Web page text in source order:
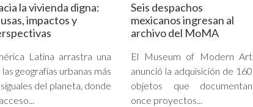
la vivienda digna:
impactos y
Latina arrastra una
las geografías urbanas más
del planeta, donde
Seis despachos
mexicanos ingresan al
archivo del MoMA
El Museum of Modern Art
anunció la adquisición de 160
objetos que documentan
once proyectos...